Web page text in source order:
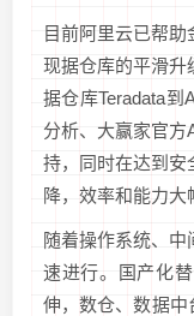
目前阿里云已帮
现据仓库的平滑升
据仓库Teradata
分析、大赢家官
持，同时在达到安
降，效率和能力大
随着操作系统、
速进行。国产化
伸，数仓、数据中